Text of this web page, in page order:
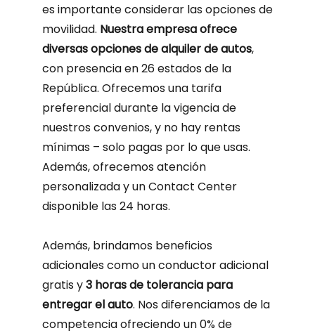
es importante considerar las opciones de
movilidad. Nuestra empresa ofrece
diversas opciones de alquiler de autos,
con presencia en 26 estados de la
República. Ofrecemos una tarifa
preferencial durante la vigencia de
nuestros convenios, y no hay rentas
mínimas – solo pagas por lo que usas.
Además, ofrecemos atención
personalizada y un Contact Center
disponible las 24 horas.
Además, brindamos beneficios
adicionales como un conductor adicional
gratis y3 horas de tolerancia para
entregar el auto. Nos diferenciamos de la
competencia ofreciendo un 0% de